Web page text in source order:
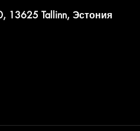
13625 Tallinn, Эстония